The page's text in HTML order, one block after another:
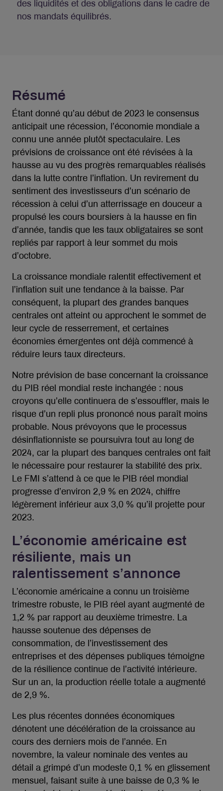
des liquidités et des obligations dans le cadre de
nos mandats équilibrés.
Résumé
Étant donné qu’au début de 2023 le consensus
anticipait une récession, l’économie mondiale a
connu une année plutôt spectaculaire. Les
prévisions de croissance ont été révisées à la
hausse au vu des progrès remarquables réalisés
dans la lutte contre l’inflation. Un revirement du
sentiment des investisseurs d’un scénario de
récession à celui d’un atterrissage en douceur a
propulsé les cours boursiers à la hausse en fin
d’année, tandis que les taux obligataires se sont
repliés par rapport à leur sommet du mois
d’octobre.
La croissance mondiale ralentit effectivement et
l’inflation suit une tendance à la baisse. Par
conséquent, la plupart des grandes banques
centrales ont atteint ou approchent le sommet de
leur cycle de resserrement, et certaines
économies émergentes ont déjà commencé à
réduire leurs taux directeurs.
Notre prévision de base concernant la croissance
du PIB réel mondial reste inchangée : nous
croyons qu’elle continuera de s’essouffler, mais le
risque d’un repli plus prononcé nous paraît moins
probable. Nous prévoyons que le processus
désinflationniste se poursuivra tout au long de
2024, car la plupart des banques centrales ont fait
le nécessaire pour restaurer la stabilité des prix.
Le FMI s’attend à ce que le PIB réel mondial
progresse d’environ 2,9 % en 2024, chiffre
légèrement inférieur aux 3,0 % qu’il projette pour
2023.
L’économie américaine est
résiliente, mais un
ralentissement s’annonce
L’économie américaine a connu un troisième
trimestre robuste, le PIB réel ayant augmenté de
1,2 % par rapport au deuxième trimestre. La
hausse soutenue des dépenses de
consommation, de l’investissement des
entreprises et des dépenses publiques témoigne
de la résilience continue de l’activité intérieure.
Sur un an, la production réelle totale a augmenté
de 2,9 %.
Les plus récentes données économiques
dénotent une décélération de la croissance au
cours des derniers mois de l’année. En
novembre, la valeur nominale des ventes au
détail a grimpé d’un modeste 0,1 % en glissement
mensuel, faisant suite à une baisse de 0,3 % le